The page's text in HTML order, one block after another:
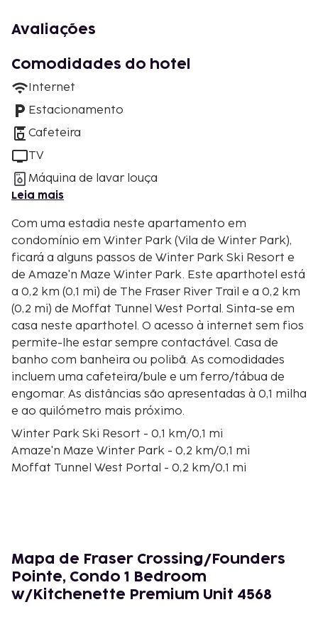
Avaliações
Comodidades do hotel
Internet
Estacionamento
Cafeteira
TV
Máquina de lavar louça
Leia mais
Com uma estadia neste apartamento em
condomínio em Winter Park (Vila de Winter Park),
ficará a alguns passos de Winter Park Ski Resort e
de Amaze'n Maze Winter Park. Este aparthotel está
a 0,2 km (0,1 mi) de The Fraser River Trail e a 0,2 km
(0,2 mi) de Moffat Tunnel West Portal. Sinta-se em
casa neste aparthotel. O acesso à internet sem fios
permite-lhe estar sempre contactável. Casa de
banho com banheira ou polibã. As comodidades
incluem uma cafeteira/bule e um ferro/tábua de
engomar. As distâncias são apresentadas à 0,1 milha
e ao quilómetro mais próximo.
Winter Park Ski Resort - 0,1 km/0,1 mi
Amaze'n Maze Winter Park - 0,2 km/0,1 mi
Moffat Tunnel West Portal - 0,2 km/0,1 mi
Mount Maury Carpet - 0,4 km/0,3 mi
Gemini Express - 0,5 km/0,3 mi
Comet Magic Carpet - 0,5 km/0,3 mi
Meteor Magic Carpet - 0,6 km/0,4 mi
Mapa de Fraser Crossing/Founders
Pointe, Condo 1 Bedroom
w/Kitchenette Premium Unit 4568